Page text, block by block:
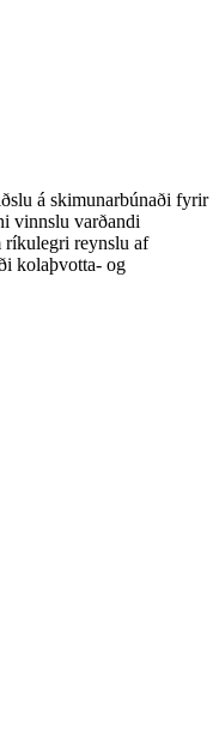
á skimunarbúnaði fyrir
vinnslu varðandi
ríkulegri reynslu af
kolaþvotta- og